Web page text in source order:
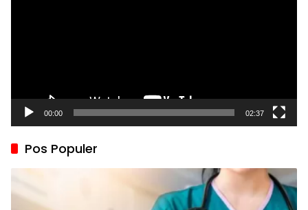
00:00 02:37
Pos Populer